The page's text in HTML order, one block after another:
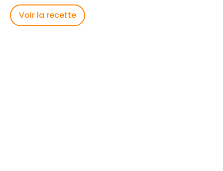
Voir la recette